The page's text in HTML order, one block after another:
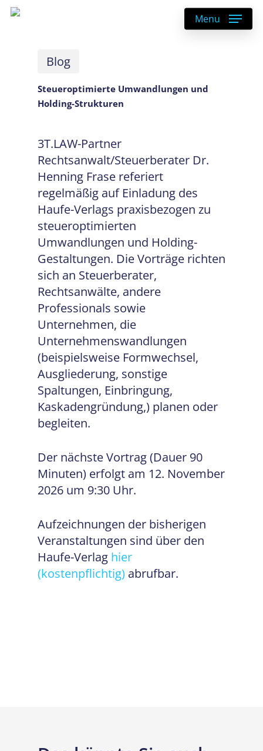
Skip
Menu
Blog
Steueroptimierte Umwandlungen und
Holding-Strukturen
3T.LAW-Partner
Rechtsanwalt/Steuerberater Dr.
Henning Frase referiert
regelmäßig auf Einladung des
Haufe-Verlags praxisbezogen zu
steueroptimierten
Umwandlungen und Holding-
Gestaltungen. Die Vorträge richten
sich an Steuerberater,
Rechtsanwälte, andere
Professionals sowie
Unternehmen, die
Unternehmenswandlungen
(beispielsweise Formwechsel,
Ausgliederung, sonstige
Spaltungen, Einbringung,
Kaskadengründung,) planen oder
begleiten.
Der nächste Vortrag (Dauer 90
Minuten) erfolgt am 12. November
2026 um 9:30 Uhr.
Aufzeichnungen der bisherigen
Veranstaltungen sind über den
Haufe-Verlag hier
(kostenpflichtig) abrufbar.